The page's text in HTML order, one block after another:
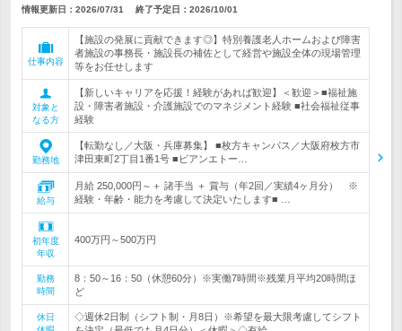
情報更新日：2026/07/31 終了予定日： 2026/10/01
仕事内容
【施設の発展に貢献できます◎】特別養護老人ホームおよび障害
者施設の事務長・施設長の補佐として経営や施設全体の現場管理
等をお任せします
対象と
なる方
【新しいキャリアを応援！経験があれば歓迎】＜歓迎＞■福祉施
設・障害者施設・介護施設でのマネジメント経験 ■社会福祉従事
経験
勤務地
【転勤なし／大阪・兵庫募集】 ■枚方キャンパス／大阪府枚方市
津田東町2丁目1番1号 ■ビアンエトー…
給与
月給 250,000円～＋ 諸手当 ＋ 賞与（年2回／実績4ヶ月分） ※
経験・年齢・能力を考慮して決定いたします■ …
初年度
年収
400万円～500万円
勤務
時間
8：50～16：50（休憩60分）※実働7時間※残業月平均20時間ほ
ど
休日
◇週休2日制（シフト制・月8日）※希望を最大限考慮してシフト